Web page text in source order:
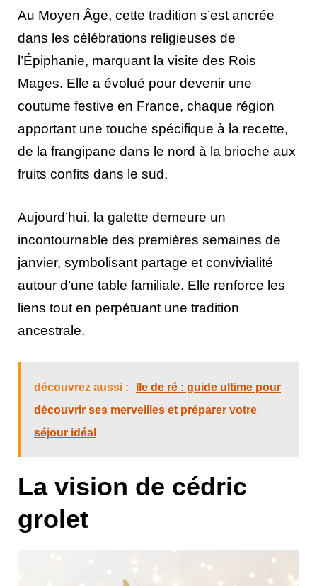
Au Moyen Âge, cette tradition s’est ancrée
dans les célébrations religieuses de
l’Épiphanie, marquant la visite des Rois
Mages. Elle a évolué pour devenir une
coutume festive en France, chaque région
apportant une touche spécifique à la recette,
de la frangipane dans le nord à la brioche aux
fruits confits dans le sud.
Aujourd’hui, la galette demeure un
incontournable des premières semaines de
janvier, symbolisant partage et convivialité
autour d’une table familiale. Elle renforce les
liens tout en perpétuant une tradition
ancestrale.
découvrez aussi :
Ile de ré : guide ultime pour
découvrir ses merveilles et préparer votre
séjour idéal
La vision de cédric
grolet